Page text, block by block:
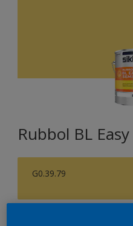
Rubbol BL
G0.39.79